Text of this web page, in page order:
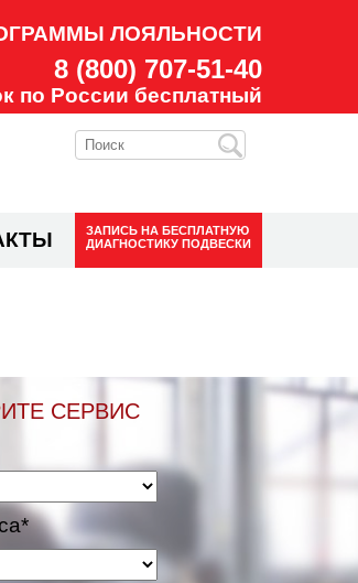
ЛОЯЛЬНОСТИ
8 (800) 707-51-40
по России бесплатный
ЗАПИСЬ НА БЕСПЛАТНУЮ
ДИАГНОСТИКУ ПОДВЕСКИ
СЕРВИС